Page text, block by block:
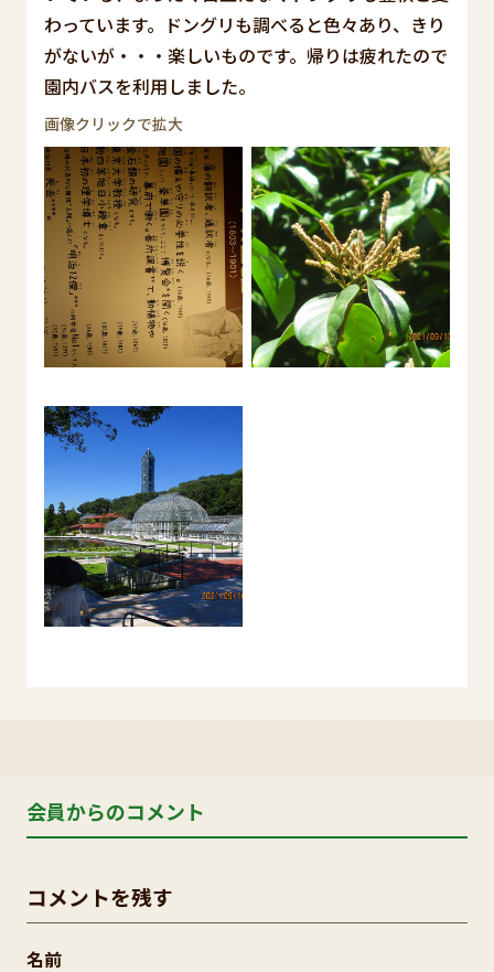
わっています。ドングリも調べると色々あり、きり
がないが・・・楽しいものです。帰りは疲れたので
園内バスを利用しました。
画像クリックで拡大
会員からのコメント
コメントを残す
名前